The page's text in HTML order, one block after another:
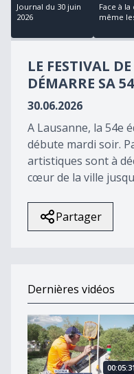
22
minutes,
seconds
Journal du 30 juin
2026
Face à
même
LE FESTIVAL
DÉMARRE SA
30.06.2026
A Lausanne, la 54e
débute mardi soir.
artistiques sont à
cœur de la ville
Partager
Dernières vidéos
Le Castrum, la ville
00:05:31